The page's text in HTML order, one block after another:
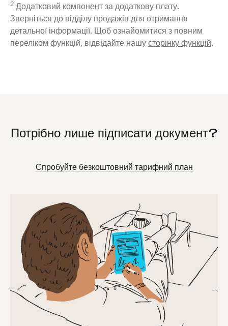
2 Додатковий компонент за додаткову плату.
Зверніться до відділу продажів для отримання
детальної інформації. Щоб ознайомитися з повним
переліком функцій, відвідайте нашу сторінку функцій.
Потрібно лише підписати документ?
Спробуйте безкоштовний тарифний план